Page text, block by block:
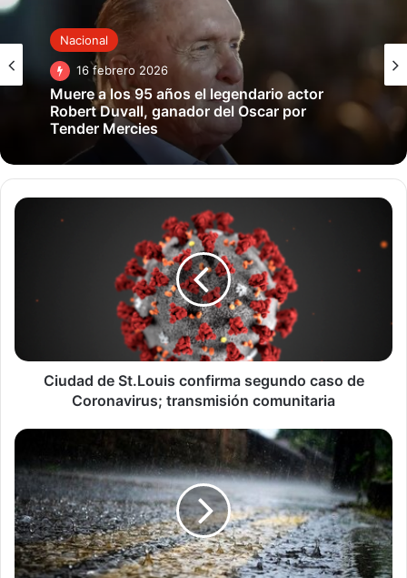
Nacional
16 febrero 2026
Muere a los 95 años el legendario actor
Robert Duvall, ganador del Oscar por
Tender Mercies
Ciudad
caso
transmisión
comunitaria
Ciudad de St.Louis confirma segundo caso de
Coronavirus; transmisión comunitaria
Clima
en
el
pronóstico
del
Jueves
en